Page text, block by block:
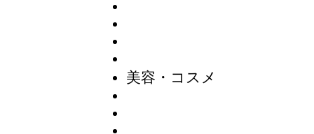
美容・コスメ